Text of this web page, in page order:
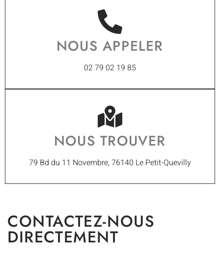
NOUS APPELER
02 79 02 19 85
NOUS TROUVER
79 Bd du 11 Novembre, 76140 Le Petit-Quevilly
CONTACTEZ-NOUS
DIRECTEMENT